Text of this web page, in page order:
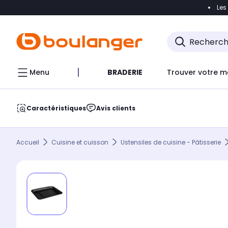
Accéder
Menu BRADERIE Trouver votre
Caractéristiques Avis clients
Accueil Cuisine et cuisson Ustensiles de cuisine - Pâtisserie